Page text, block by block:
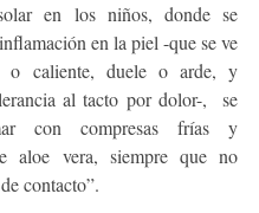
en los niños, donde se
en la piel -que se ve
caliente, duele o arde, y
al tacto por dolor-,  se
con compresas frías y
aloe vera, siempre que no
contacto”.